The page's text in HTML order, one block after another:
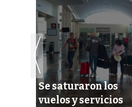
Se saturaron los
vuelos y servicios